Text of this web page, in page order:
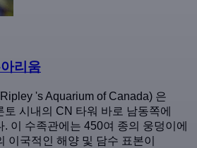
리움
's Aquarium of Canada) 은
시내의 CN 타워 바로 남동쪽에
이 수족관에는 450여 종의 웅덩이에
이국적인 해양 및 담수 표본이